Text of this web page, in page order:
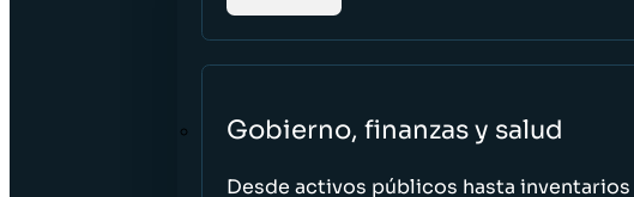
Gobierno, finanzas y salud
Desde activos públicos hasta